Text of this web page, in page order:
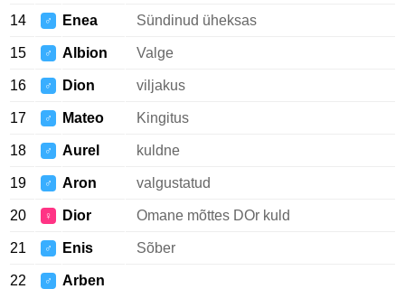
14 ♂ Enea Sündinud üheksas
15 ♂ Albion Valge
16 ♂ Dion viljakus
17 ♂ Mateo Kingitus
18 ♂ Aurel kuldne
19 ♂ Aron valgustatud
20 ♀ Dior Omane mõttes DOr kuld
21 ♂ Enis Sõber
22 ♂ Arben